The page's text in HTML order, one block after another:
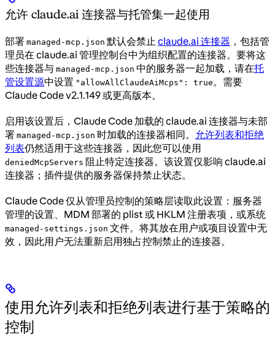
允许 claude.ai 连接器与托管集一起使用
部署 managed-mcp.json 默认会禁止 claude.ai 连接器 ，包括管
理员在 claude.ai 管理控制台中为组织配置的连接器。要将这
些连接器与 managed-mcp.json 中的服务器一起加载，请在托
管设置源中设置 "allowAllClaudeAiMcps": true 。需要
Claude Code v2.1.149 或更高版本。
启用该设置后，Claude Code 加载的 claude.ai 连接器与未部
署 managed-mcp.json 时加载的连接器相同。 允许列表和拒绝
列表仍然适用于这些连接器，因此您可以使用
deniedMcpServers 阻止特定连接器。该设置仅影响 claude.ai
连接器；插件提供的服务器保持禁止状态。
Claude Code 仅从管理员控制的策略层读取此设置：服务器
管理的设置、MDM 部署的 plist 或 HKLM 注册表项，或系统
managed-settings.json 文件。将其放在用户或项目设置中无
效，因此用户无法重新启用独占控制禁止的连接器。
使用允许列表和拒绝列表进行基于策略的
控制